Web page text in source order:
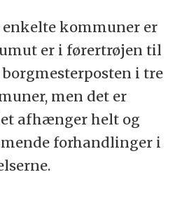
enkelte kommuner er
er i førertrøjen til
i tre
men det er
afhænger helt og
forhandlinger i